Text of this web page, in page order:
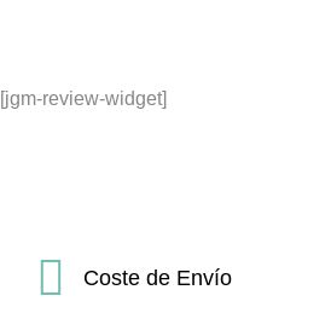
[jgm-review-widget]
Coste de Envío